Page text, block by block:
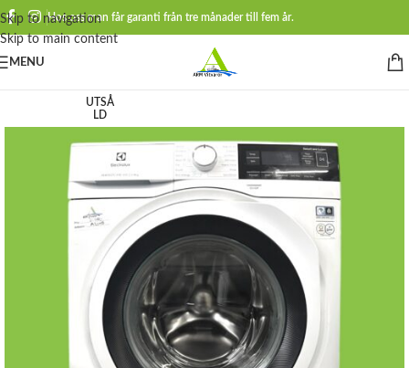
Skip to navigation
Skip to main content
Hos oss man får garanti från tre månader till fem år.
MENU
UTSÅ
LD